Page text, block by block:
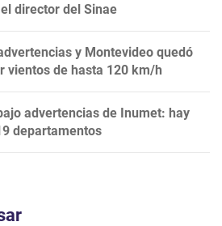
director del Sinae
y Montevideo quedó
vientos de hasta 120 km/h
advertencias de Inumet: hay
departamentos